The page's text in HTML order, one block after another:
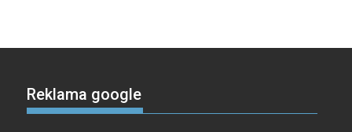
Reklama google